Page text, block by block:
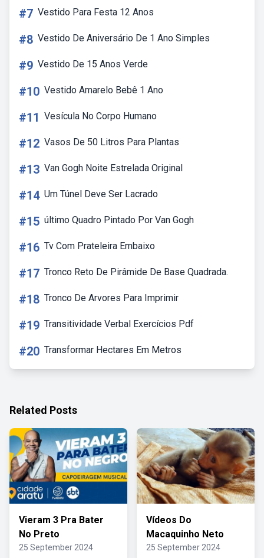
#7 Vestido Para Festa 12 Anos
#8 Vestido De Aniversário De 1 Ano Simples
#9 Vestido De 15 Anos Verde
#10 Vestido Amarelo Bebê 1 Ano
#11 Vesícula No Corpo Humano
#12 Vasos De 50 Litros Para Plantas
#13 Van Gogh Noite Estrelada Original
#14 Um Túnel Deve Ser Lacrado
#15 último Quadro Pintado Por Van Gogh
#16 Tv Com Prateleira Embaixo
#17 Tronco Reto De Pirâmide De Base Quadrada.
#18 Tronco De Arvores Para Imprimir
#19 Transitividade Verbal Exercícios Pdf
#20 Transformar Hectares Em Metros
Related Posts
Vieram 3 Pra Bater
No Preto
25 September 2024
Vídeos Do
Macaquinho Neto
25 September 2024